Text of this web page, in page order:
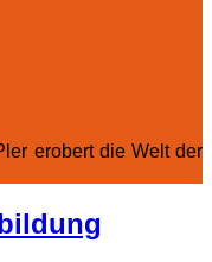
erobert die Welt der